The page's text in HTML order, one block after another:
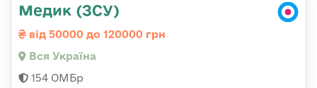
Медик (ЗСУ)
від 50000 до 120000 грн
Вся Україна
154 ОМБр